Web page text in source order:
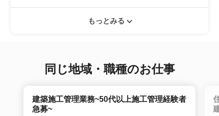
就職実績も多数ありますので年齢に気負いせず
ぜひ紹介依頼へ進んでください。
ーとヒアリングのお時間を頂きます。その後希
もっとみる
同じ地域・職種のお仕事
建築施工管理業務~50代以上施工管理経験者
急募~